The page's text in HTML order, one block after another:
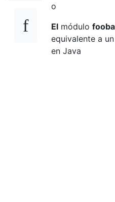
o
El módulo
equivalente a
en Java